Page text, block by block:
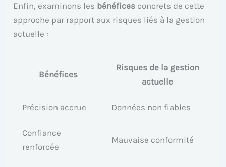
Enfin, examinons les bénéfices concrets de cette
approche par rapport aux risques liés à la gestion
actuelle :
Bénéfices
Risques de la gestion
actuelle
Précision accrue Données non fiables
Confiance
renforcée
Mauvaise conformité